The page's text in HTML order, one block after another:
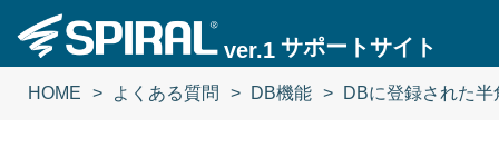
ver.1 サポートサイト
HOME よくある質問 DB機能 DBに登録された